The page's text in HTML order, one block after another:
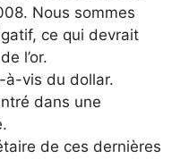
Nous sommes
ce qui devrait
l’or.
à-vis du dollar.
dans une
de ces dernières